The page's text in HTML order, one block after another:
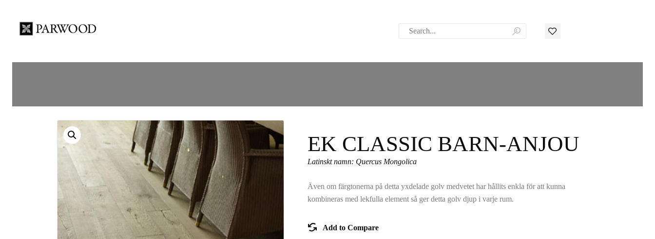
WOOD FLOORING
ACOUSTIC PANELS
OUTDOOR DECKING
MAINTENANCE
PRODUCT
TOOLS AND
EK CLASSIC BARN-ANJOU
Latinskt namn: Quercus Mongolica
Även om färgtonerna på detta yxdelade golv medvetet har hållits enkla för att kunna
kombineras med lekfulla element så ger detta golv djup i varje rum.
Add to Compare